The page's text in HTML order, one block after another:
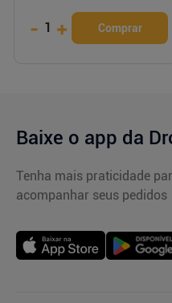
- 1 + Comprar
Baixe o app da
Tenha mais praticidade
acompanhar seus pedidos